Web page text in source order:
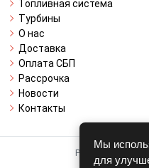
Топливная система
Турбины
О нас
Доставка
Оплата СБП
Рассрочка
Новости
Контакты
Работает на
Мы
для